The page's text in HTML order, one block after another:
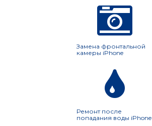
Замена фронтальной
камеры iPhone
Ремонт после
попадания воды iPhone